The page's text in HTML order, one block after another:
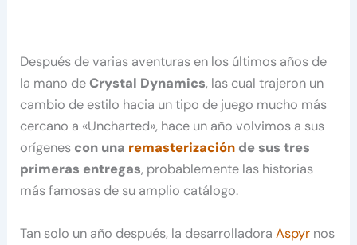
Después de varias aventuras en los últimos años de
la mano deCrystal Dynamics, las cual trajeron un
cambio de estilo hacia un tipo de juego mucho más
cercano a «Uncharted», hace un año volvimos a sus
orígenes con una remasterización de sus tres
primeras entregas, probablemente las historias
más famosas de su amplio catálogo.
Tan solo un año después, la desarrolladoraAspyr nos